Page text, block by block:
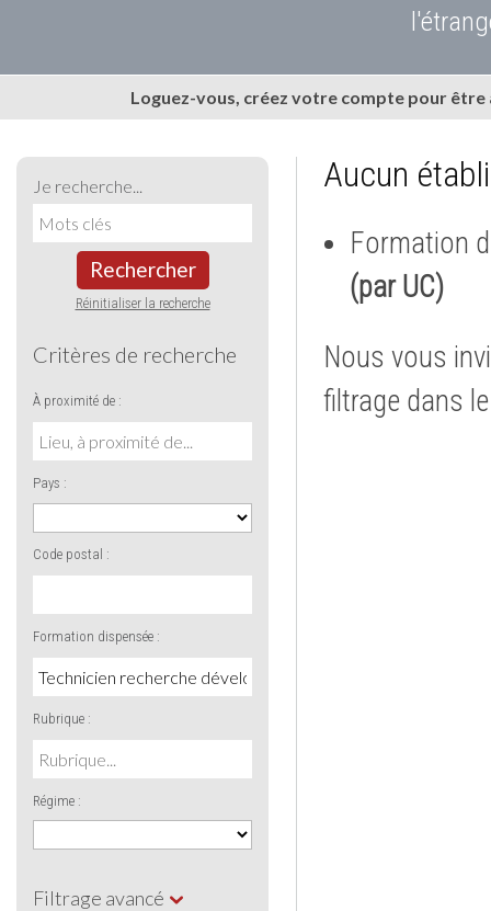
Loguez-vous, créez votre compte pour
Je recherche...
Rechercher
Réinitialiser la recherche
Critères de recherche
À proximité de :
Pays :
Code postal :
Formation dispensée :
Rubrique :
Régime :
Filtrage avancé
Aucun
Formation
(par UC)
Nous vous
filtrage dans